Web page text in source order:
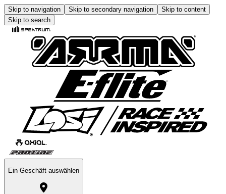
Skip to navigation Skip to secondary navigation
Skip to content
Skip to search
Ein Geschäft auswählen